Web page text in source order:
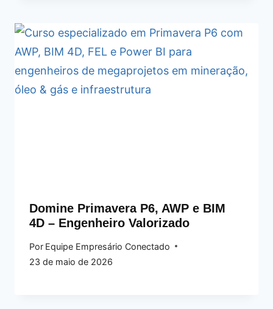
Domine Primavera P6, AWP e BIM
4D – Engenheiro Valorizado
Por Equipe Empresário Conectado
23 de maio de 2026